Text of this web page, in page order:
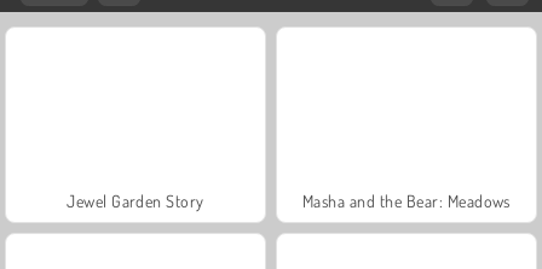
Jewel Garden Story Masha and the Bear: Meadows